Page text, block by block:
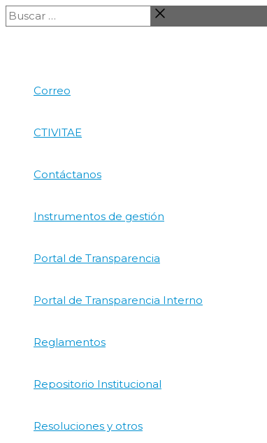
Ir
al
Buscar
…
Correo
CTIVITAE
Contáctanos
Instrumentos de gestión
Portal de Transparencia
Portal de Transparencia Interno
Reglamentos
Repositorio Institucional
Resoluciones y otros